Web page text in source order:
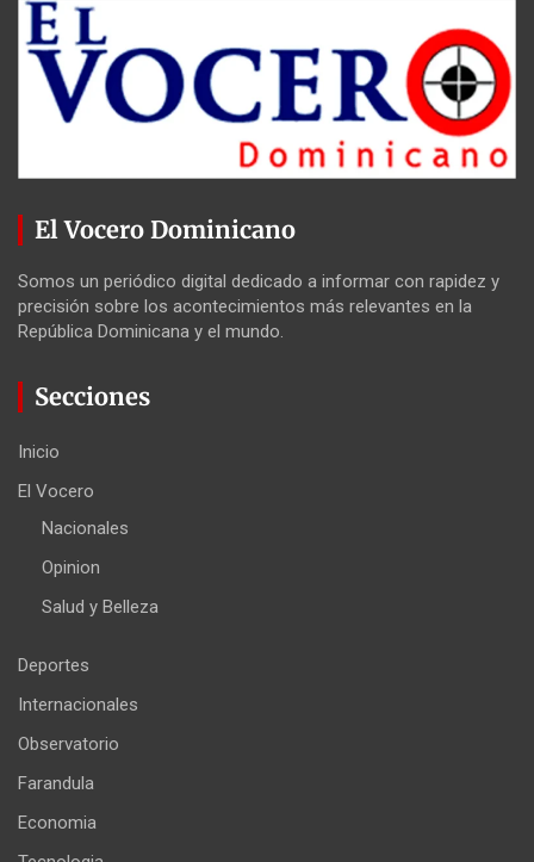
El Vocero Dominicano
Somos un periódico digital dedicado a informar con rapidez y
precisión sobre los acontecimientos más relevantes en la
República Dominicana y el mundo.
Secciones
Inicio
El Vocero
Nacionales
Opinion
Salud y Belleza
Deportes
Internacionales
Observatorio
Farandula
Economia